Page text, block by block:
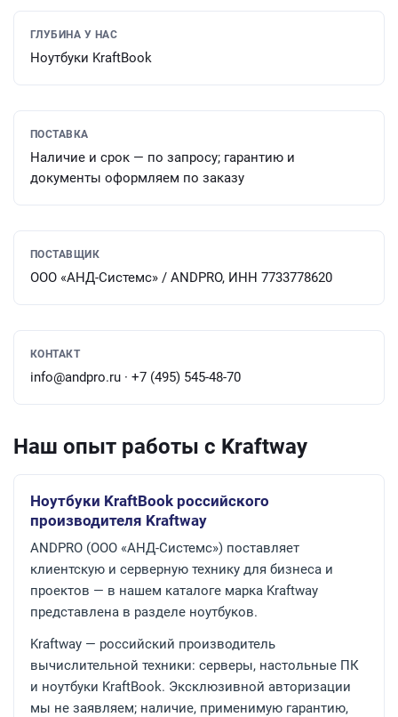
ГЛУБИНА У НАС
Ноутбуки KraftBook
ПОСТАВКА
Наличие и срок — по запросу; гарантию и
документы оформляем по заказу
ПОСТАВЩИК
ООО «АНД-Системс» / ANDPRO, ИНН 7733778620
КОНТАКТ
info@andpro.ru · +7 (495) 545-48-70
Наш опыт работы с Kraftway
Ноутбуки KraftBook российского
производителя Kraftway
ANDPRO (ООО «АНД-Системс») поставляет
клиентскую и серверную технику для бизнеса и
проектов — в нашем каталоге марка Kraftway
представлена в разделе ноутбуков.
Kraftway — российский производитель
вычислительной техники: серверы, настольные ПК
и ноутбуки KraftBook. Эксклюзивной авторизации
мы не заявляем; наличие, применимую гарантию,